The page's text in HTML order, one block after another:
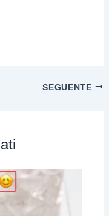
SEGUENTE